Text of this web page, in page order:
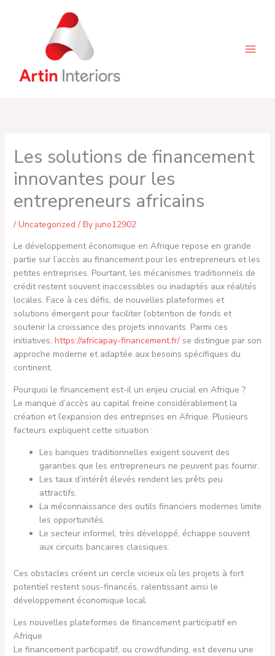
Les solutions de financement
innovantes pour les
entrepreneurs africains
/ Uncategorized / By juno12902
Le développement économique en Afrique repose en grande
partie sur l’accès au financement pour les entrepreneurs et les
petites entreprises. Pourtant, les mécanismes traditionnels de
crédit restent souvent inaccessibles ou inadaptés aux réalités
locales. Face à ces défis, de nouvelles plateformes et
solutions émergent pour faciliter l’obtention de fonds et
soutenir la croissance des projets innovants. Parmi ces
initiatives, https://africapay-financement.fr/se distingue par son
approche moderne et adaptée aux besoins spécifiques du
continent.
Pourquoi le financement est-il un enjeu crucial en Afrique ?
Le manque d’accès au capital freine considérablement la
création et l’expansion des entreprises en Afrique. Plusieurs
facteurs expliquent cette situation :
Les banques traditionnelles exigent souvent des
garanties que les entrepreneurs ne peuvent pas fournir.
Les taux d’intérêt élevés rendent les prêts peu
attractifs.
La méconnaissance des outils financiers modernes limite
les opportunités.
Le secteur informel, très développé, échappe souvent
aux circuits bancaires classiques.
Ces obstacles créent un cercle vicieux où les projets à fort
potentiel restent sous-financés, ralentissant ainsi le
développement économique local.
Les nouvelles plateformes de financement participatif en
Afrique
Le financement participatif, ou crowdfunding, est devenu une